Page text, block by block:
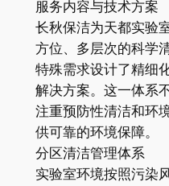
服务内容与技术方案
长秋保洁为天都实验
方位、多层次的科学
特殊需求设计了精细
解决方案。这一体系
注重预防性清洁和环
供可靠的环境保障。
分区清洁管理体系
实验室环境按照污染